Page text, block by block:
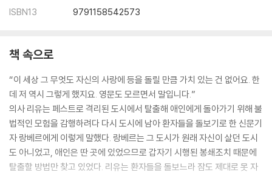
ISBN13
9791158542573
책 속으로
“이 세상 그 무엇도 자신의 사랑에 등을 돌릴 만큼 가치 있는 건 없어요. 한
데 저 역시 그렇게 했지요. 영문도 모르면서 말입니다.”
의사 리유는 페스트로 격리된 도시에서 탈출해 애인에게 돌아가기 위해 불
법적인 모험을 감행하려다 다시 도시에 남아 환자들을 돌보기로 한 신문기
자 랑베르에게 이렇게 말했다. 랑베르는 그 도시가 원래 자신이 살던 도시
도 아니었고, 애인은 딴 곳에 있었으므로 갑자기 시행된 봉쇄조치 때문에
탈출할 방법만 찾고 있었다. 리유는 환자들을 돌보느라 잠도 제대로 못 자